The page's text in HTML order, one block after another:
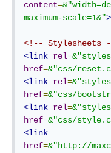
content=
maximum-scale=1&">
<!-- Stylesheets
<link rel=
href=&"css/
<link rel=
href=&"css/
<link rel=
href=&"css/
<link
href=&"http: //